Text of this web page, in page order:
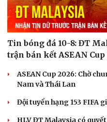
Tin bóng đá 10-8: ĐT
trận bán kết ASEAN Cup
ASEAN Cup 2026: Chờ
Nam và Thái Lan
Đội tuyển hạng 153 FIFA
HLV ĐT Malaysia có